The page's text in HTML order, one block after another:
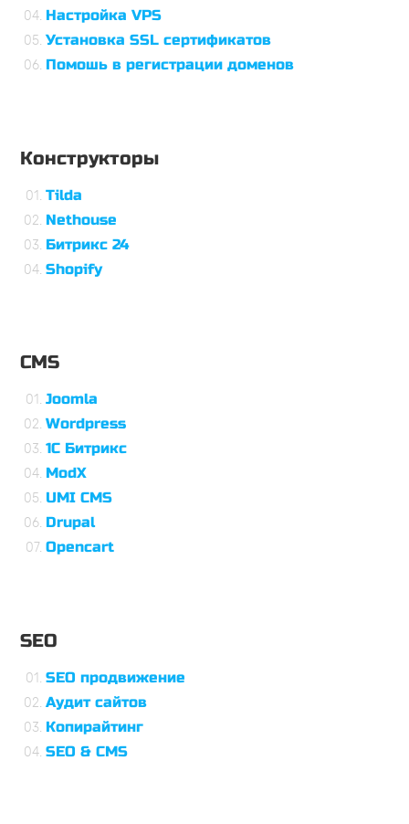
Настройка VPS
Установка SSL сертификатов
Помошь в регистрации доменов
Конструкторы
Tilda
Nethouse
Битрикс 24
Shopify
CMS
Joomla
Wordpress
1С Битрикс
ModX
UMI CMS
Drupal
Opencart
SEO
SEO продвижение
Аудит сайтов
Копирайтинг
SEO & CMS